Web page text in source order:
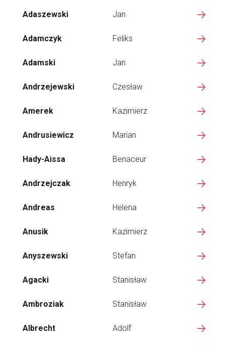
Adaszewski Jan
Adamczyk Feliks
Adamski Jan
Andrzejewski Czesław
Amerek Kazimierz
Andrusiewicz Marian
Hady-Aissa Benaceur
Andrzejczak Henryk
Andreas Helena
Anusik Kazimierz
Anyszewski Stefan
Agacki Stanisław
Ambroziak Stanisław
Albrecht Adolf